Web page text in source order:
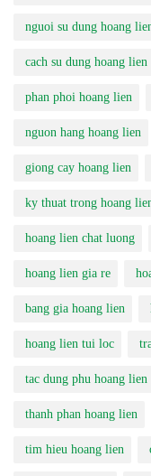
nguoi su dung hoang
cach su dung hoang lien
phan phoi hoang lien
nguon hang hoang lien
giong cay hoang lien
ky thuat trong hoang
hoang lien chat luong
hoang lien gia re
bang gia hoang lien
hoang lien tui loc
tac dung phu hoang lien
thanh phan hoang lien
tim hieu hoang lien